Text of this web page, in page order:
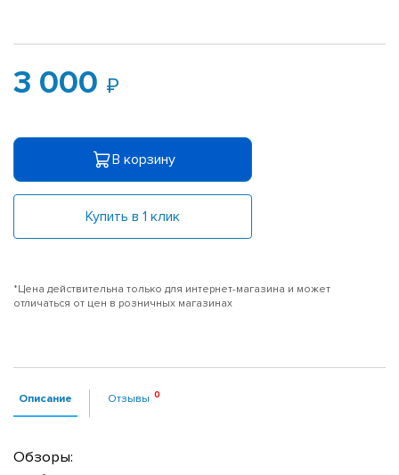
3 000
В корзину
Купить в 1 клик
*Цена действительна только для интернет-магазина и может
отличаться от цен в розничных магазинах
Описание Отзывы
Обзоры: